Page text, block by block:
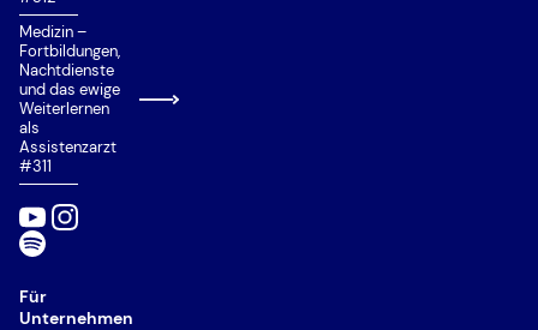
Medizin –
Fortbildungen,
Nachtdienste
und das ewige
Weiterlernen
als
Assistenzarzt
#311
Für
Unternehmen